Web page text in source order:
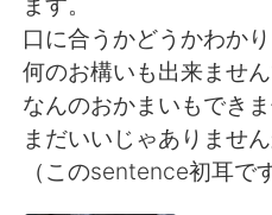
口に合うかどうかわかり
何のお構いも出来ません
なんのおかまいもできま
まだいいじゃありませ
（このsentence初耳で